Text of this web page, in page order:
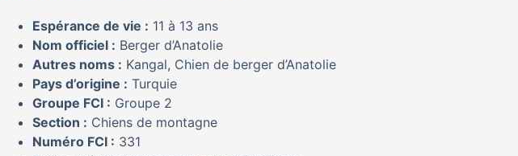
Espérance de vie : 11 à 13 ans
Nom officiel : Berger d’Anatolie
Autres noms : Kangal, Chien de berger d’Anatolie
Pays d’origine : Turquie
Groupe FCI : Groupe 2
Section : Chiens de montagne
Numéro FCI : 331